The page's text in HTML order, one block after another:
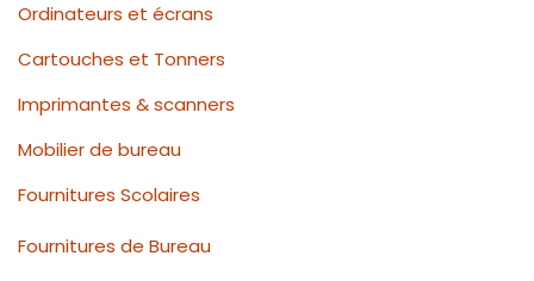
Ordinateurs et écrans
Cartouches et Tonners
Imprimantes & scanners
Mobilier de bureau
Fournitures Scolaires
Fournitures de Bureau